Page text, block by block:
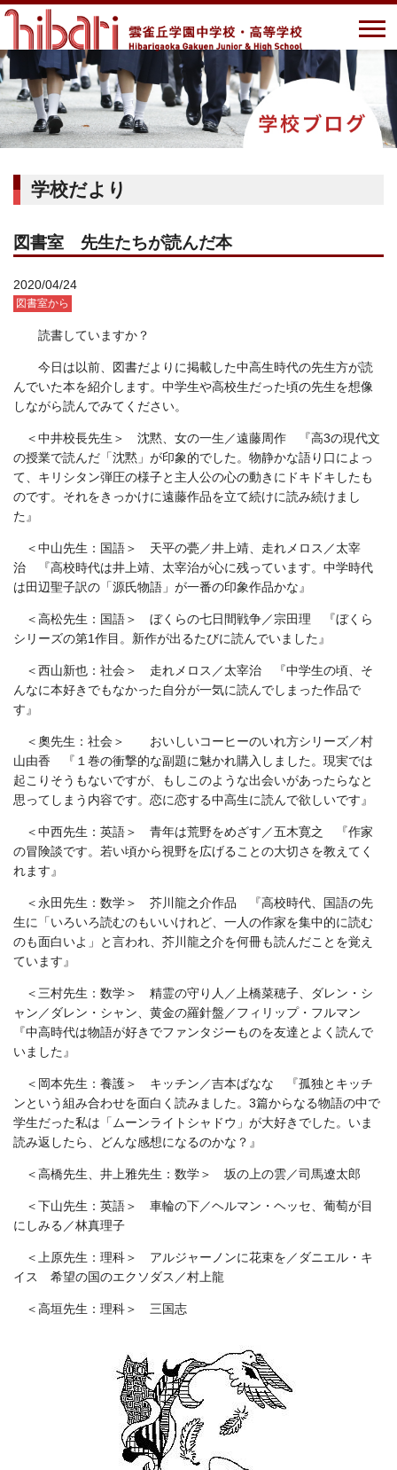
学校だより
図書室 先生たちが読んだ本
2020/04/24
図書室から
読書していますか？
今日は以前、図書だよりに掲載した中高生時代の先生方が読
んでいた本を紹介します。中学生や高校生だった頃の先生を想像
しながら読んでみてください。
＜中井校長先生＞ 沈黙、女の一生／遠藤周作 『高3の現代文
の授業で読んだ「沈黙」が印象的でした。物静かな語り口によっ
て、キリシタン弾圧の様子と主人公の心の動きにドキドキしたも
のです。それをきっかけに遠藤作品を立て続けに読み続けまし
た』
＜中山先生：国語＞ 天平の甍／井上靖、走れメロス／太宰
治 『高校時代は井上靖、太宰治が心に残っています。中学時代
は田辺聖子訳の「源氏物語」が一番の印象作品かな』
＜高松先生：国語＞ ぼくらの七日間戦争／宗田理 『ぼくら
シリーズの第1作目。新作が出るたびに読んでいました』
＜西山新也：社会＞ 走れメロス／太宰治 『中学生の頃、そ
んなに本好きでもなかった自分が一気に読んでしまった作品で
す』
＜奧先生：社会＞ おいしいコーヒーのいれ方シリーズ／村
山由香 『１巻の衝撃的な副題に魅かれ購入しました。現実では
起こりそうもないですが、もしこのような出会いがあったらなと
思ってしまう内容です。恋に恋する中高生に読んで欲しいです』
＜中西先生：英語＞ 青年は荒野をめざす／五木寛之 『作家
の冒険談です。若い頃から視野を広げることの大切さを教えてく
れます』
＜永田先生：数学＞ 芥川龍之介作品 『高校時代、国語の先
生に「いろいろ読むのもいいけれど、一人の作家を集中的に読む
のも面白いよ」と言われ、芥川龍之介を何冊も読んだことを覚え
ています』
＜三村先生：数学＞ 精霊の守り人／上橋菜穂子、ダレン・シ
ャン／ダレン・シャン、黄金の羅針盤／フィリップ・フルマン
『中高時代は物語が好きでファンタジーものを友達とよく読んで
いました』
＜岡本先生：養護＞ キッチン／吉本ばなな 『孤独とキッチ
ンという組み合わせを面白く読みました。3篇からなる物語の中で
学生だった私は「ムーンライトシャドウ」が大好きでした。いま
読み返したら、どんな感想になるのかな？』
＜高橋先生、井上雅先生：数学＞ 坂の上の雲／司馬遼太郎
＜下山先生：英語＞ 車輪の下／ヘルマン・ヘッセ、葡萄が目
にしみる／林真理子
＜上原先生：理科＞ アルジャーノンに花束を／ダニエル・キ
イス 希望の国のエクソダス／村上龍
＜高垣先生：理科＞ 三国志